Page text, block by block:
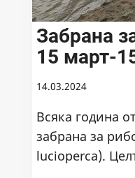
Забрана
15 март-
14.03.2024
Всяка година
забрана за
lucioperca).